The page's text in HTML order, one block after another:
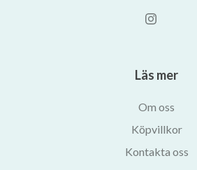
Läs mer
Om oss
Köpvillkor
Kontakta oss